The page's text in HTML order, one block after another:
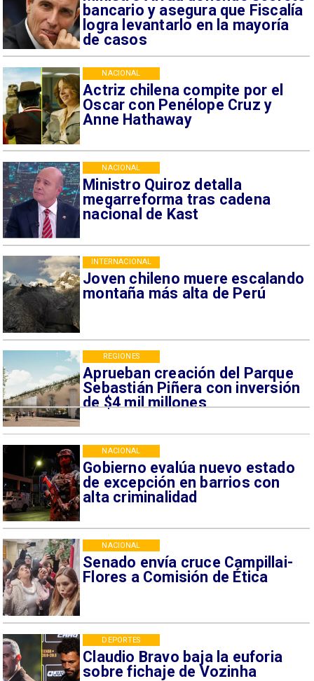
bancario y asegura que Fiscalía
logra levantarlo en la mayoría
de casos
Actriz chilena compite por el
Oscar con Penélope Cruz y
Anne Hathaway
NACIONAL
Ministro Quiroz detalla
megarreforma tras cadena
nacional de Kast
NACIONAL
Joven chileno muere escalando
montaña más alta de Perú
INTERNACIONAL
Aprueban creación del Parque
Sebastián Piñera con inversión
de $4 mil millones
REGIONES
Gobierno evalúa nuevo estado
de excepción en barrios con
alta criminalidad
NACIONAL
Senado envía cruce Campillai-
Flores a Comisión de Ética
NACIONAL
Claudio Bravo baja la euforia
sobre fichaje de Vozinha
DEPORTES